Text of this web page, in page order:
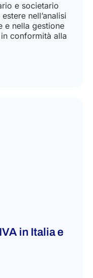
e societario
nell’analisi
e nella gestione
conformità alla
in Italia e